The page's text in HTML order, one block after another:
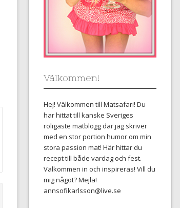
Välkommen!
Hej! Välkommen till Matsafari! Du
har hittat till kanske Sveriges
roligaste matblogg där jag skriver
med en stor portion humor om min
stora passion mat! Här hittar du
recept till både vardag och fest.
Välkommen in och inspireras! Vill du
mig något? Mejla!
annsofikarlsson@live.se